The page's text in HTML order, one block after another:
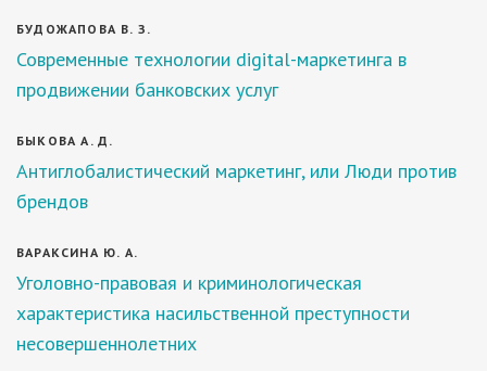
БУДОЖАПОВА В. З.
Современные технологии digital-маркетинга в
продвижении банковских услуг
БЫКОВА А. Д.
Антиглобалистический маркетинг, или Люди против
брендов
ВАРАКСИНА Ю. А.
Уголовно-правовая и криминологическая
характеристика насильственной преступности
несовершеннолетних